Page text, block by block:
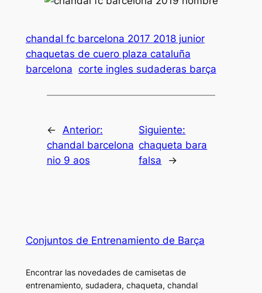
chandal fc barcelona 2017 2018 junior
chaquetas de cuero plaza cataluña
barcelona corte ingles sudaderas barça
←
Anterior:
chandal barcelona
nio 9 aos
Siguiente:
chaqueta bara
falsa
→
Conjuntos de Entrenamiento de Barça
Encontrar las novedades de camisetas de
entrenamiento, sudadera, chaqueta, chandal